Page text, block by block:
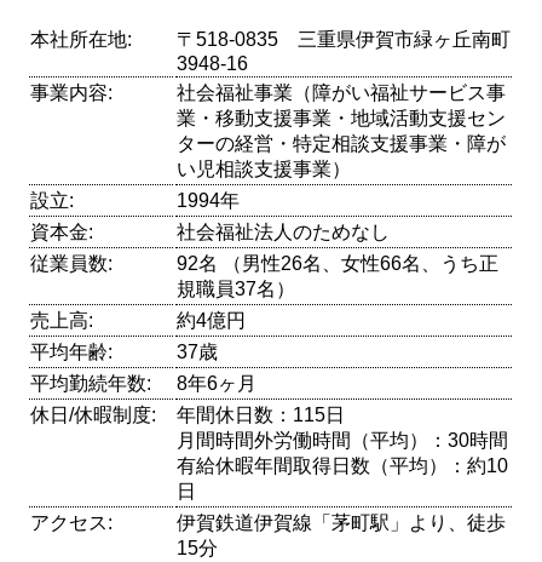
本社所在地:
〒518-0835 三重県伊賀市緑ヶ丘南町
3948-16
事業内容:
社会福祉事業（障がい福祉サービス事
業・移動支援事業・地域活動支援セン
ターの経営・特定相談支援事業・障が
い児相談支援事業）
設立:
1994年
資本金:
社会福祉法人のためなし
従業員数:
92名 （男性26名、女性66名、うち正
規職員37名）
売上高:
約4億円
平均年齢:
37歳
平均勤続年数:
8年6ヶ月
休日/休暇制度:
年間休日数：115日
月間時間外労働時間（平均）：30時間
有給休暇年間取得日数（平均）：約10
日
アクセス:
伊賀鉄道伊賀線「茅町駅」より、徒歩
15分